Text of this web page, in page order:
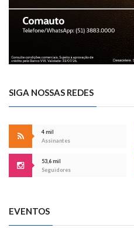
SIGA NOSSAS REDES
4 mil
Assinantes
53,6 mil
Seguidores
EVENTOS